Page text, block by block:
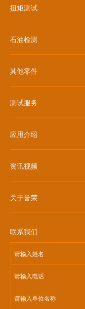
扭矩测试
石油检测
其他零件
测试服务
应用介绍
资讯视频
关于誉荣
联系我们